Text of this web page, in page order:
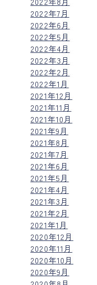
2022年7月
2022年6月
2022年5月
2022年4月
2022年3月
2022年2月
2022年1月
2021年12月
2021年11月
2021年10月
2021年9月
2021年8月
2021年7月
2021年6月
2021年5月
2021年4月
2021年3月
2021年2月
2021年1月
2020年12月
2020年11月
2020年10月
2020年9月